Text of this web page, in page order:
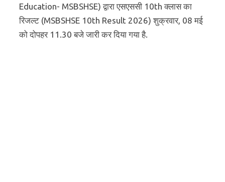
Education- MSBSHSE) द्वारा एसएससी 10th क्लास का
रिजल्ट (MSBSHSE 10th Result 2026) शुक्रवार, 08 मई
को दोपहर 11.30 बजे जारी कर दिया गया है.